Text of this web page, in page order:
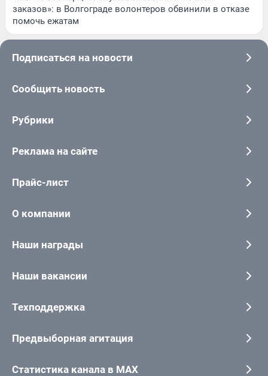
заказов»: в Волгограде волонтеров обвинили в отказе
помочь ежатам
Подписаться на новости
Сообщить новость
Рубрики
Реклама на сайте
Прайс-лист
О компании
Наши награды
Наши вакансии
Техподдержка
Предвыборная агитация
Статистика канала в MAX